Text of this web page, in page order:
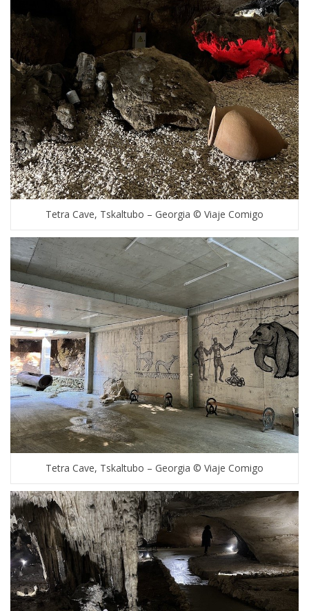
Tetra Cave, Tskaltubo – Georgia © Viaje Comigo
Tetra Cave, Tskaltubo – Georgia © Viaje Comigo